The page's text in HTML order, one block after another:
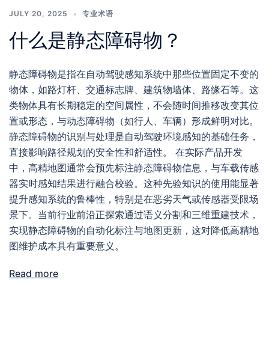
JULY 20, 2025 专业术语
什么是静态障碍物？
静态障碍物是指在自动驾驶感知系统中那些位置固定不变的
物体，如路灯杆、交通标志牌、建筑物墙体、路缘石等。这
类物体具有长期稳定的空间属性，不会随时间推移改变其位
置或形态，与动态障碍物（如行人、车辆）形成鲜明对比。
静态障碍物的识别与处理是自动驾驶环境感知的基础任务，
直接影响路径规划的安全性和舒适性。 在实际产品开发
中，高精地图通常会预先标注静态障碍物信息，与车载传感
器实时感知结果进行融合校验。这种先验知识的使用能显著
提升感知系统的鲁棒性，特别是在恶劣天气或传感器受限场
景下。当前行业前沿正探索通过语义分割和三维重建技术，
实现静态障碍物的自动化标注与地图更新，这对降低高精地
图维护成本具有重要意义。
Read more